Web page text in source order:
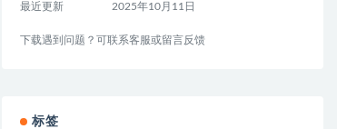
最近更新 2025年10月11日
下载遇到问题？可联系客服或留言反馈
标签